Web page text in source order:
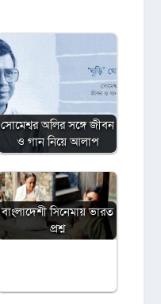
সোমেশ্বর অলির সঙ্গে জীবন
ও গান নিয়ে আলাপ
বাংলাদেশী সিনেমায় ভারত
প্রশ্ন